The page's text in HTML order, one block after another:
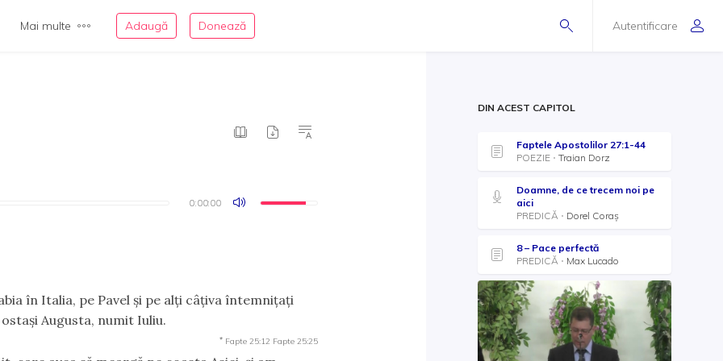
Autentificare
Mai multe Adaugă Donează
0:00:00
0:00:00
în Italia, pe Pavel şi pe alţi câţiva întemniţaţi
Augusta, numit Iuliu.
* Fapte 25:12 Fapte 25:25
DIN ACEST CAPITOL
Faptele Apostolilor 27:1-44
POEZIE
Traian Dorz
Doamne, de ce trecem noi pe
aici
PREDICĂ
Dorel Coraş
8 – Pace perfectă
PREDICĂ
Max Lucado